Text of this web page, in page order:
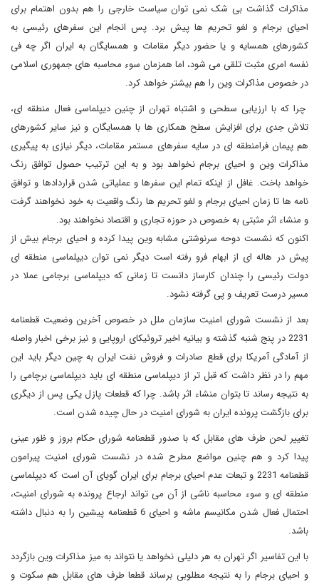
مذاکرات گذاشت بی شک نمی توان سیاست خارجی را هم بدون اهتمام برای
احیای برجام و لغو تحریم ها پیش برد. پس انجام این سفرهای رئیسی به
کشورهای همسایه و یا حضور دیگر مقامات و همسایگان به ایران اگر چه فی
نفسه امری مثبت تلقی می شود، اما همزمان سوء محاسبه های جمهوری اسلامی
در خصوص مذاکرات وین را هم بیشتر خواهد کرد.
چرا که با ارزیابی سطحی و اشتباه تهران از چنین دیپلماسی فعال منطقه ای،
تلاش جدی برای افزایش سطح همکاری ها با همسایگان و نیز سایر کشورهای
هم پیمان فرامنطقه ای در سایه سفرهای مستمر مقامات، دیگر نیازی به پیگیری
مذاکرات وین و احیای برجام نخواهد بود و به این ترتیب حصول توافق رنگ
خواهد باخت. غافل از اینکه تمام این سفرها و عملیاتی شدن قراردادها و توافق
نامه ها تا زمان احیای برجام و لغو تحریم ها رنگ واقعیت به خود نخواهند گرفت
و منشاء اثر مثبتی به خصوص در حوزه تجاری و اقتصاد نخواهند بود.
اکنون که نشست دوحه سرنوشتی مشابه وین پیدا کرده و احیای برجام بیش از
پیش در هاله ای از ابهام فرو رفته است دیگر نمی توان دیپلماسی منطقه ای
دولت رئیسی را چندان کارساز دانست تا زمانی که دیپلماسی برجامی عملا در
مسیر درست تعریف و پی گرفته نشود.
بعد از نشست شورای امنیت سازمان ملل در خصوص آخرین وضعیت قطعنامه
2231 در پنج شنبه گذشته و بیانیه اخیر تروئیکای اروپایی و نیز برخی اخبار واصله
از آمادگی آمریکا برای قطع صادرات و فروش نفت ایران به چین دیگر باید این
مهم را در نظر داشت که قبل تر از دیپلماسی منطقه ای باید دیپلماسی برچامی را
به نتیجه رساند تا بتوان منشاء اثر باشد. چرا که قطعات پازل یکی پس از دیگری
برای بازگشت پرونده ایران به شورای امنیت در حال چیده شدن است.
تغییر لحن طرف های مقابل که با صدور قطعنامه شورای حکام بروز و ظور عینی
پیدا کرد و هم چنین مواضع مطرح شده در نشست شورای امنیت پیرامون
قطعنامه 2231 و تبعات عدم احیای برجام برای ایران گویای آن است که دیپلماسی
منطقه ای و سوء محاسبه ناشی از آن می تواند ارجاع پرونده به شورای امنیت،
احتمال فعال شدن مکانیسم ماشه و احیای 6 قطعنامه پیشین را به دنبال داشته
باشد.
با این تفاسیر اگر تهران به هر دلیلی نخواهد یا نتواند به میز مذاکرات وین بازگردد
و احیای برجام را به نتیجه مطلوبی برساند قطعا طرف های مقابل هم سکوت و